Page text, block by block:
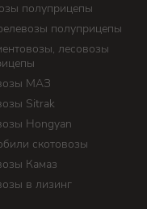
полуприцепы
полуприцепы
лесовозы
МАЗ
Sitrak
Hongyan
скотовозы
Камаз
в лизинг